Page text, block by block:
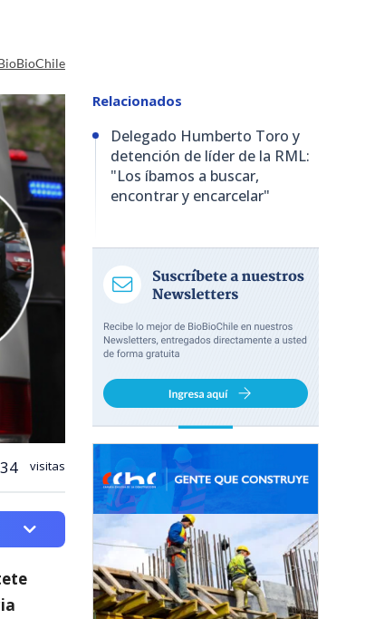
visitas
Relacionados
Delegado Humberto Toro y
detención de líder de la RML:
"Los íbamos a buscar,
encontrar y encarcelar"